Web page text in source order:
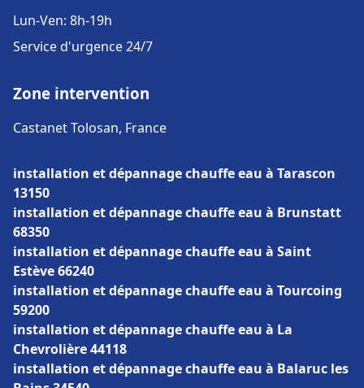
Lun-Ven: 8h-19h
Service d'urgence 24/7
Zone intervention
Castanet Tolosan, France
installation et dépannage chauffe eau à Tarascon
13150
installation et dépannage chauffe eau à Brunstatt
68350
installation et dépannage chauffe eau à Saint
Estève 66240
installation et dépannage chauffe eau à Tourcoing
59200
installation et dépannage chauffe eau à La
Chevrolière 44118
installation et dépannage chauffe eau à Balaruc les